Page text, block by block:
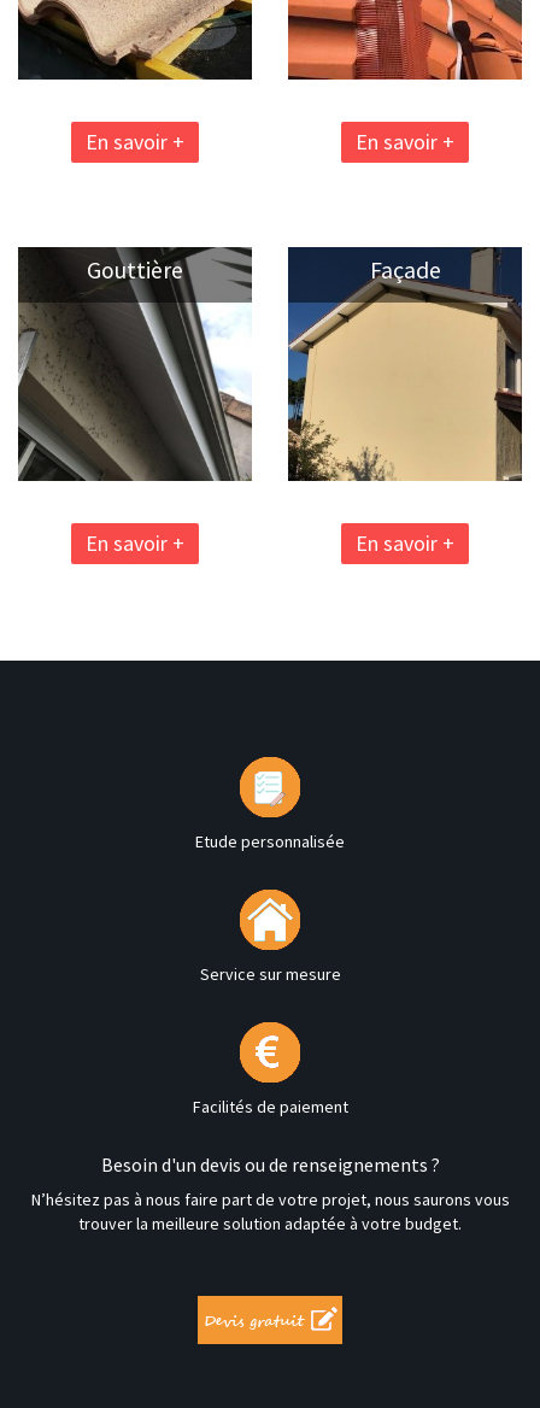
En savoir + En savoir +
Gouttière
En savoir +
Façade
En savoir +
Etude personnalisée
Service sur mesure
Facilités de paiement
Besoin d'un devis ou de renseignements ?
N’hésitez pas à nous faire part de votre projet, nous saurons vous
trouver la meilleure solution adaptée à votre budget.